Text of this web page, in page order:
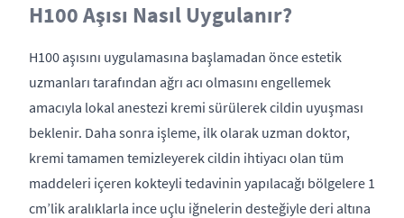
H100 Aşısı Nasıl Uygulanır?
H100 aşısını uygulamasına başlamadan önce estetik
uzmanları tarafından ağrı acı olmasını engellemek
amacıyla lokal anestezi kremi sürülerek cildin uyuşması
beklenir. Daha sonra işleme, ilk olarak uzman doktor,
kremi tamamen temizleyerek cildin ihtiyacı olan tüm
maddeleri içeren kokteyli tedavinin yapılacağı bölgelere 1
cm’lik aralıklarla ince uçlu iğnelerin desteğiyle deri altına